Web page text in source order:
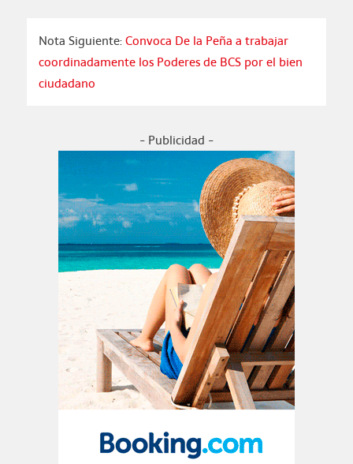
Nota Siguiente:Convoca De la Peña a trabajar
coordinadamente los Poderes de BCS por el bien
ciudadano
- Publicidad -